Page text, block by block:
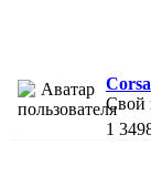
Свой
1